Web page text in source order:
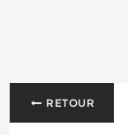
RETOUR